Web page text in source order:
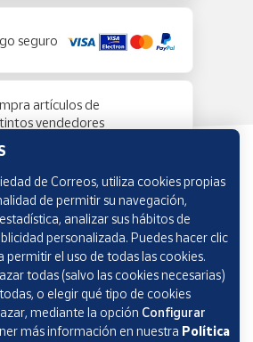
seguro
artículos de
vendedores
de Correos, utiliza cookies propias
de permitir su navegación,
analizar sus hábitos de
personalizada. Puedes hacer clic
permitir el uso de todas las cookies.
todas (salvo las cookies necesarias)
o elegir qué tipo de cookies
mediante la opción Configurar
más información en nuestra Política